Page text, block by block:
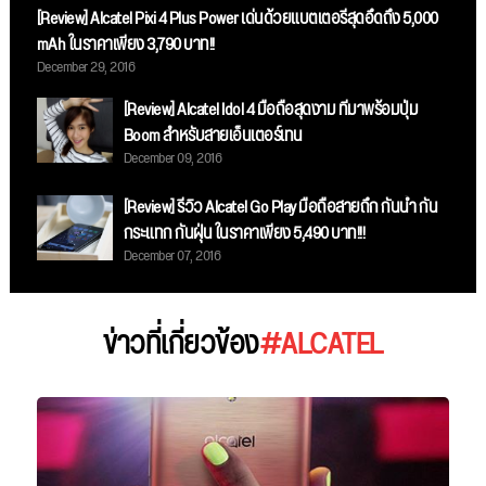
[Review] Alcatel Pixi 4 Plus Power เด่นด้วยแบตเตอรี่สุดอึดถึง 5,000
mAh ในราคาเพียง 3,790 บาท!!
December 29, 2016
[Review] Alcatel Idol 4 มือถือสุดงาม ที่มาพร้อมปุ่ม
Boom สำหรับสายเอ็นเตอร์เทน
December 09, 2016
[Review] รีวิว Alcatel Go Play มือถือสายถึก กันน้ำ กัน
กระแทก กันฝุ่น ในราคาเพียง 5,490 บาท!!!
December 07, 2016
ข่าวที่เกี่ยวข้อง#ALCATEL